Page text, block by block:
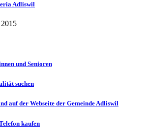
Adliswil
2015
und Senioren
suchen
auf der Webseite der Gemeinde Adliswil
kaufen